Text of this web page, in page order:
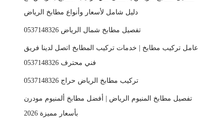
دليل شامل لأسعار وأنواع مطابخ الرياض
تفصيل مطابخ شمال الرياض 0537148326
عامل تركيب مطابخ | خدمات تركيب المطابخ اتصل لدينا فريق
فني محترف 0537148326
تركيب مطابخ الرياض حراج 0537148326
تفصيل مطابخ المنيوم الرياض | أفضل مطابخ ألمنيوم مودرن
بأسعار مميزة 2026